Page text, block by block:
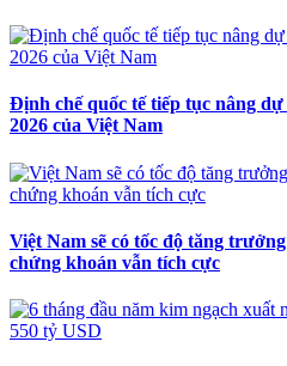
Định chế quốc tế tiếp tục nâng
2026 của Việt Nam
Việt Nam sẽ có tốc độ tăng
chứng khoán vẫn tích cực